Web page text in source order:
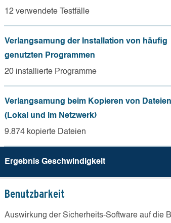
12 verwendete Testfälle
Verlangsamung der Installation von häufig
genutzten Programmen
20 installierte Programme
Verlangsamung beim Kopieren von Dateien
(Lokal und im Netzwerk)
9.874 kopierte Dateien
Ergebnis Geschw­indigkeit
Benutz­barkeit
Auswirkung der Sicherheits-Software auf die